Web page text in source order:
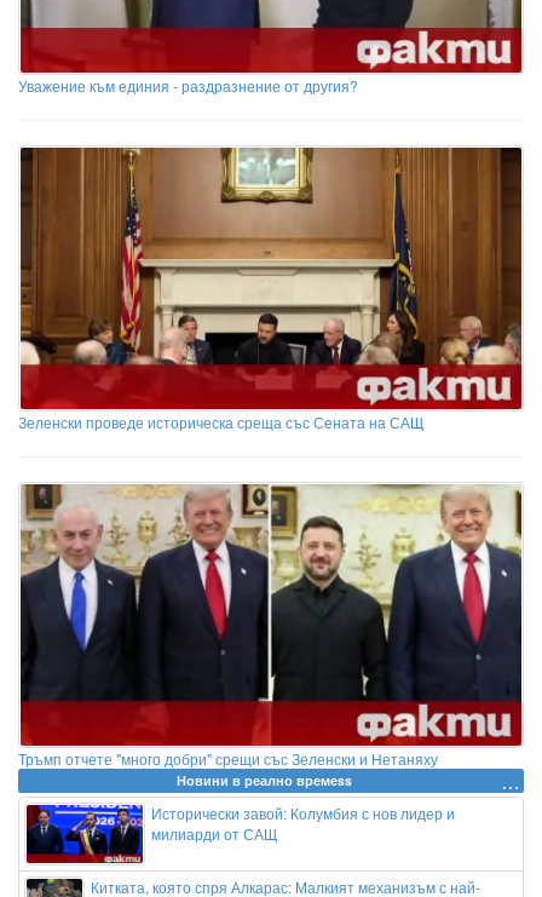
Уважение към единия - раздразнение от другия?
Зеленски проведе историческа среща със Сената на САЩ
Тръмп отчете "много добри" срещи със Зеленски и Нетаняху
Новини в реално времеss
Исторически завой: Колумбия с нов лидер и
милиарди от САЩ
Китката, която спря Алкарас: Малкият механизъм с най-